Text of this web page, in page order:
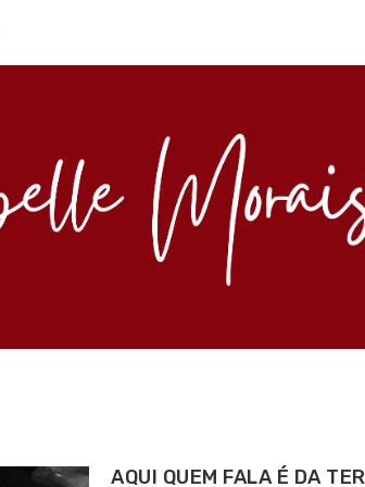
AQUI QUEM FALA É DA